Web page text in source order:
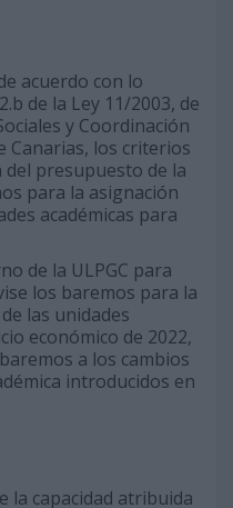
acuerdo con lo
de la Ley 11/2003, de
y Coordinación
Canarias, los criterios
presupuesto de la
para la asignación
académicas para
de la ULPGC para
los baremos para la
las unidades
económico de 2022,
a los cambios
introducidos en
la capacidad atribuida